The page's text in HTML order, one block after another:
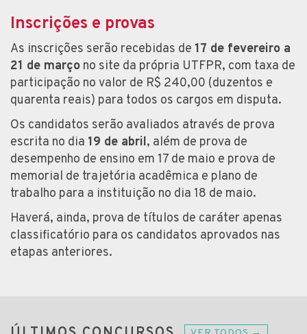
Inscrições e provas
As inscrições serão recebidas de 17 de fevereiro a
21 de março no site da própria UTFPR, com taxa de
participação no valor de R$ 240,00 (duzentos e
quarenta reais) para todos os cargos em disputa.
Os candidatos serão avaliados através de prova
escrita no dia 19 de abril, além de prova de
desempenho de ensino em 17 de maio e prova de
memorial de trajetória acadêmica e plano de
trabalho para a instituição no dia 18 de maio.
Haverá, ainda, prova de títulos de caráter apenas
classificatório para os candidatos aprovados nas
etapas anteriores.